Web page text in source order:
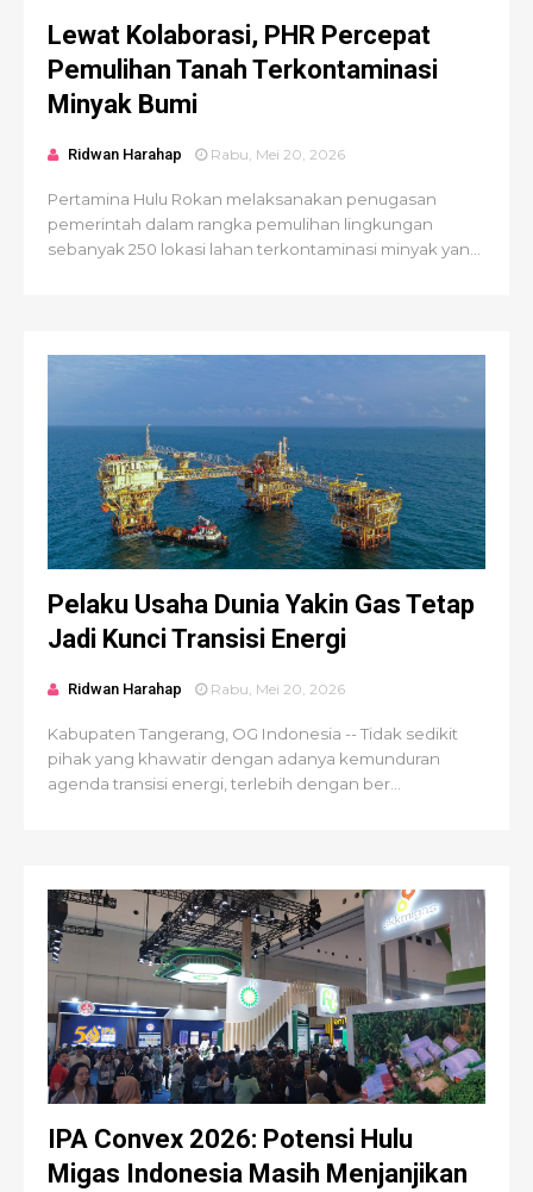
Lewat Kolaborasi, PHR Percepat
Pemulihan Tanah Terkontaminasi
Minyak Bumi
Ridwan Harahap Rabu, Mei 20, 2026
Pertamina Hulu Rokan melaksanakan penugasan
pemerintah dalam rangka pemulihan lingkungan
sebanyak 250 lokasi lahan terkontaminasi minyak yan...
Pelaku Usaha Dunia Yakin Gas Tetap
Jadi Kunci Transisi Energi
Ridwan Harahap Rabu, Mei 20, 2026
Kabupaten Tangerang, OG Indonesia -- Tidak sedikit
pihak yang khawatir dengan adanya kemunduran
agenda transisi energi, terlebih dengan ber...
IPA Convex 2026: Potensi Hulu
Migas Indonesia Masih Menjanjikan